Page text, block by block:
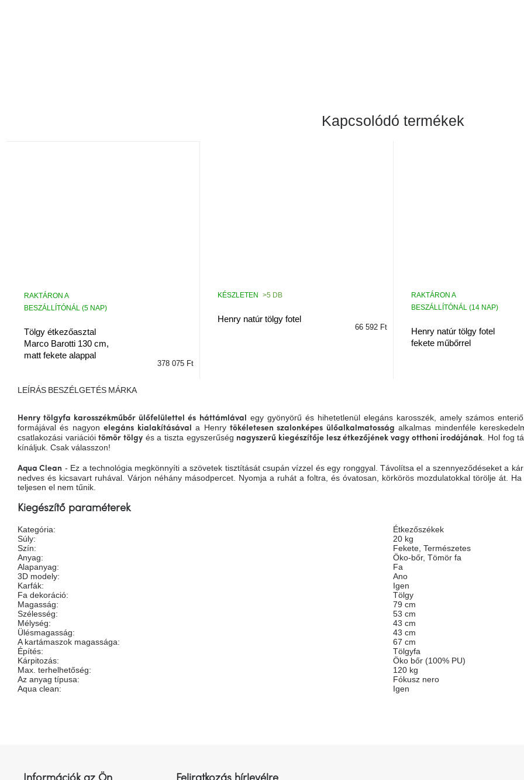
Kapcsolódó termékek
Tölgy étkezőasztal
Marco Barotti 130 cm,
matt fekete alappal
RAKTÁRON A
BESZÁLLÍTÓNÁL (5 NAP)
378 075 Ft
Henry natúr tölgy fotel
KÉSZLETEN >5 DB
66 592 Ft
Henry natúr tölgy fotel
fekete műbőrrel
RAKTÁRON A
BESZÁLLÍTÓNÁL (14 NAP)
LEÍRÁS BESZÉLGETÉS MÁRKA
Henry tölgyfa karosszékműbőr ülőfelülettel és háttámlával
egy gyönyörű és hihetetlenül elegáns karosszék, amely számos
formájával és nagyonelegáns kialakításával a Henrytökéletesen szalonképes ülőalkalmatosság alkalmas mindenféle
csatlakozási variációitömör tölgy és a tiszta egyszerűség nagyszerű kiegészítője lesz étkezőjének vagy otthoni irodájának . Hol fog
kínáljuk. Csak válasszon!
Aqua Clean - Ez a technológia megkönnyíti a szövetek tisztítását csupán vízzel és egy ronggyal. Távolítsa el a szennyeződéseket a
nedves és kicsavart ruhával. Várjon néhány másodpercet. Nyomja a ruhát a foltra, és óvatosan, körkörös mozdulatokkal törölje át.
teljesen el nem tűnik.
Kiegészítő paraméterek
Kategória:
Étkezőszékek
Súly:
20 kg
Szín: Fekete Természetes
Anyag: Öko-bőr, Tömör fa
Alapanyag:
Fa
3D modely:
Ano
Karfák:
Igen
Fa dekoráció:
Tölgy
Magasság:
79 cm
Szélesség:
53 cm
Mélység:
43 cm
Ülésmagasság:
43 cm
A kartámaszok magassága:
67 cm
Építés:
Tölgyfa
Kárpitozás:
Öko bőr (100% PU)
Max. terhelhetőség:
120 kg
Az anyag típusa:
Fókusz nero
Aqua clean: Igen